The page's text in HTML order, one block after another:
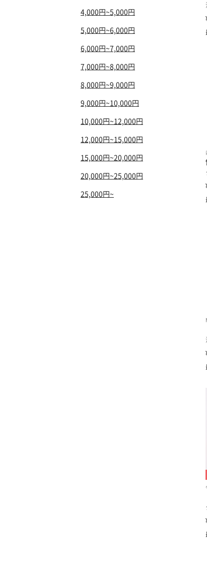
4,000円~5,000円
5,000円~6,000円
6,000円~7,000円
7,000円~8,000円
8,000円~9,000円
9,000円~10,000円
10,000円~12,000円
12,000円~15,000円
15,000円~20,000円
20,000円~25,000円
25,000円~